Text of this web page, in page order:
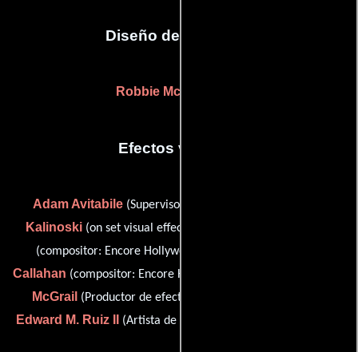
Diseño de vestuario
Robbie McKeithan
Efectos visuales
Adam Avitabile (Supervisor de efectos visuales),
Kalinoski(on set visual effects supervisor),
(compositor: Encore Hollywood (uncredited)),
Callahan (compositor: Encore Hollywood (uncredited)),
McGrail (Productor de efectos visuales (sin acreditar)) y
Edward M. Ruiz II (Artista de efectos visuales (sin acreditar))